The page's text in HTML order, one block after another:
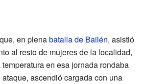
en plenabatalla de Bailén, asistió
al resto de mujeres de la localidad,
en esa jornada rondaba
ataque, ascendió cargada con una